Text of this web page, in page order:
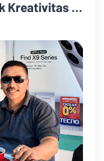
Kreativitas di